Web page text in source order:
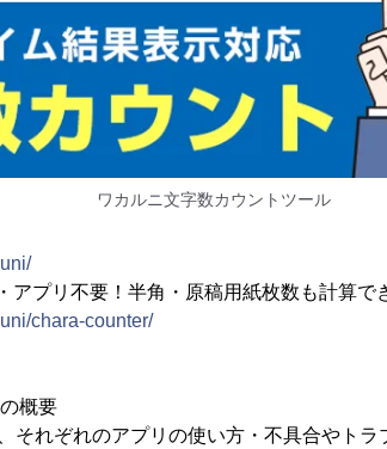
ワカルニ文字数カウントツール
アプリ不要！半角・原稿用紙枚数も計算で
chara-counter/
概要
それぞれのアプリの使い方・不具合やト